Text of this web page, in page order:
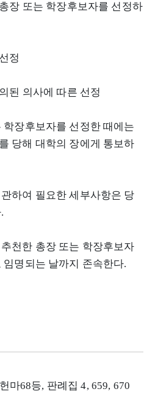
장 또는 학장후보자를 선정하
정
된 의사에 따른 선정
장후보자를 선정한 때에는
당해 대학의 장에게 통보하
하여 필요한 세부사항은 당
천한 총장 또는 학장후보자
명되는 날까지 존속한다.
마68등, 판례집 4, 659, 670